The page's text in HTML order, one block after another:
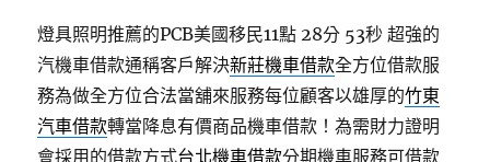
燈具照明推薦的PCB美國移民11點 28分 53秒 超強的
汽機車借款通稱客戶解決新莊機車借款全方位借款服
務為做全方位合法當舖來服務每位顧客以雄厚的竹東
汽車借款轉當降息有價商品機車借款！為需財力證明
會採用的借款方式台北機車借款分期機車服務可借款